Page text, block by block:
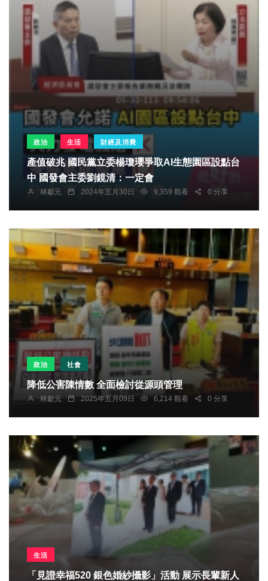
政治 生活 財經及消費
產值破兆 國民黨立委楊瓊瓔爭取AI生態園區設點台
中 國發會主委劉鏡清：一定會
林獻元 2024年五月30日 9,359 觀看 0 分享
政治 社會
降低公害陳情數 全面檢討從源頭管理
林獻元 2025年五月09日 6,214 觀看 0 分享
生活
「見證幸福520 銀色婚紗攝影」活動 展示長輩新人